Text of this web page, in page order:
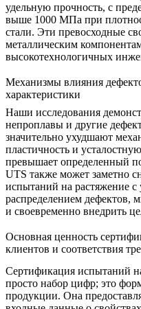
удельную прочность, с
выше 1000 МПа при
стали. Эти превосходные
металлическим
высокотехнологичных
Механизмы влияния
характеристики
Наши исследования
непроплавы и другие
значительно ухудшают
пластичность и
превышает определенный
UTS также может заметно
испытаний на растяжение с
распределением дефектов,
и своевременно внедрить
Основная ценность
клиентов и соответствия
Сертификация испытаний
просто набор цифр; это
продукции. Она